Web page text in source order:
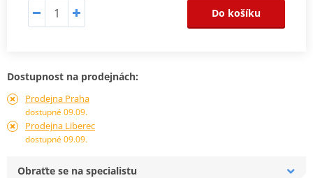
Do košíku
Dostupnost na prodejnách:
Prodejna Praha
dostupné 09.09.
Prodejna Liberec
dostupné 09.09.
Obraťte se na specialistu